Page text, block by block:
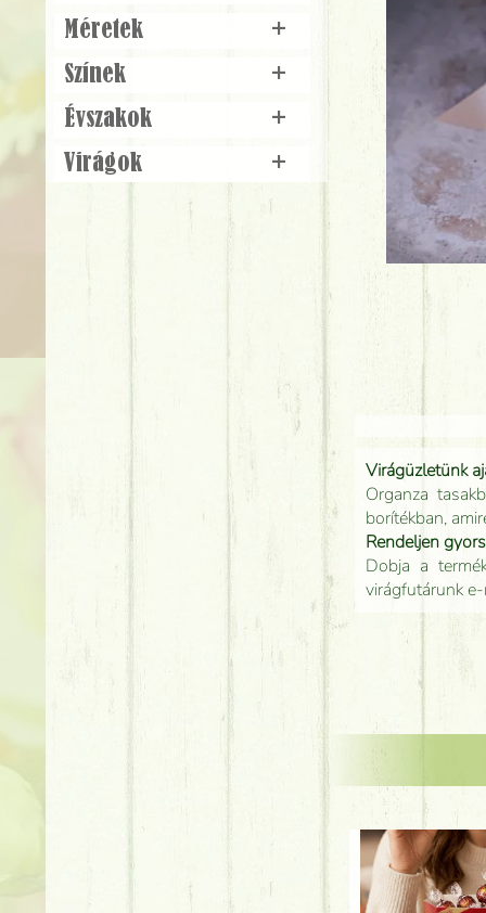
Virágüzletünk
Organza
borítékban,
Rendeljen
Dobja a
virágfutárunk
Méretek
+
Színek
+
Évszakok
+
Virágok
+